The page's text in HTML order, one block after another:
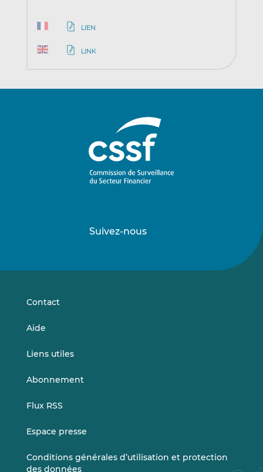
LIEN
LINK
Suivez-nous
sursur
Contact
Aide
Liens utiles
Abonnement
Flux RSS
Espace presse
Conditions générales d’utilisation et protection
des données